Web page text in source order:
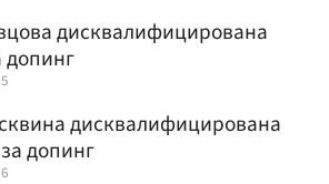
дисквалифицирована
допинг
дисквалифицирована
допинг